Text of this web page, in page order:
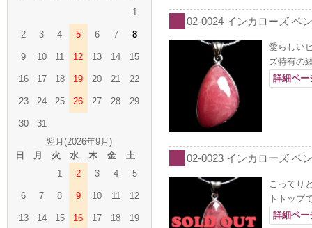
02-0024 インカローズ ペ
愛らしい
ズ特有の
詳細ペ
02-0023 インカローズ ペ
こってり
トトップ
詳細ペ
1
2 3 4 5 6 7 8
9 10 11 12 13 14 15
16 17 18 19 20 21 22
23 24 25 26 27 28 29
30
31
翌月(2026年9月)
日
月 火 水 木 金
土
1
2 3 4 5
6 7 8 9 10 11 12
13 14 15 16 17 18 19